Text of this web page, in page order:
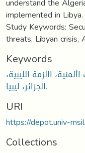
implemented in Libya.
Study Keywords:
threats, Libyan crisis,
Keywords
االزمة الليبية،
الجزائر، ليبيا.
URI
https://depot.univ-
Collections